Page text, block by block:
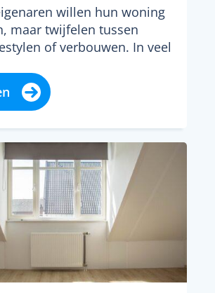
willen hun woning
maar twijfelen tussen
of verbouwen. In veel